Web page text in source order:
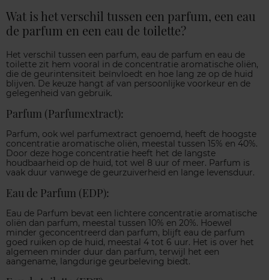
Wat is het verschil tussen een parfum, een eau
de parfum en een eau de toilette?
Het verschil tussen een parfum, eau de parfum en eau de
toilette zit hem vooral in de concentratie aromatische oliën,
die de geurintensiteit beïnvloedt en hoe lang ze op de huid
blijven. De keuze hangt af van persoonlijke voorkeur en de
gelegenheid van gebruik.
Parfum (Parfumextract):
Parfum, ook wel parfumextract genoemd, heeft de hoogste
concentratie aromatische oliën, meestal tussen 15% en 40%.
Door deze hoge concentratie heeft het de langste
houdbaarheid op de huid, tot wel 8 uur of meer. Parfum is
vaak duur vanwege de geurzuiverheid en lange levensduur.
Eau de Parfum (EDP):
Eau de Parfum bevat een lichtere concentratie aromatische
oliën dan parfum, meestal tussen 10% en 20%. Hoewel
minder geconcentreerd dan parfum, blijft eau de parfum
goed ruiken op de huid, meestal 4 tot 6 uur. Het is over het
algemeen minder duur dan parfum, terwijl het een
aangename, langdurige geurbeleving biedt.